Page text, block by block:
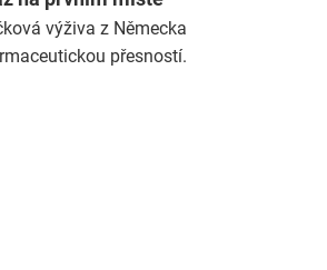
výživa z Německa
přesností.